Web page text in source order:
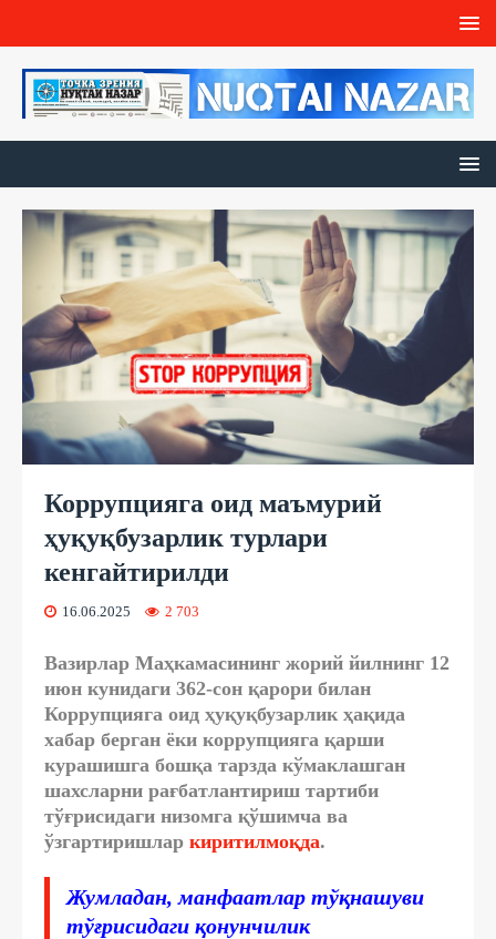
Коррупцияга оид маъмурий
ҳуқуқбузарлик турлари
кенгайтирилди
16.06.2025 2 703
Вазирлар Маҳкамасининг жорий йилнинг 12
июн кунидаги 362-сон қарори билан
Коррупцияга оид ҳуқуқбузарлик ҳақида
хабар берган ёки коррупцияга қарши
курашишга бошқа тарзда кўмаклашган
шахсларни рағбатлантириш тартиби
тўғрисидаги низомга қўшимча ва
ўзгартиришлар киритилмоқда.
Жумладан, манфаатлар тўқнашуви
тўғрисидаги қонунчилик